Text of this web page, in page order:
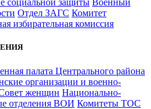
социальной защиты Военный
Отдел ЗАГС Комитет
избирательная комиссия
палата Центрального района
организации и военно-
женщин Национально-
отделения ВОИ Комитеты ТОС